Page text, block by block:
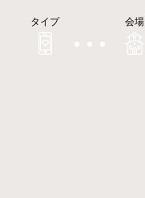
タイプ 会場